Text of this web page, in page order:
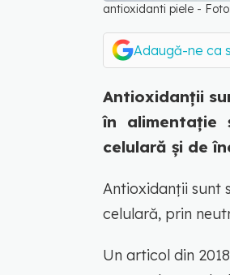
antioxidanti piele -
Adaugă-ne ca
Antioxidanții
în alimentație
celulară și de
Antioxidanții sunt
celulară, prin
Un articol din